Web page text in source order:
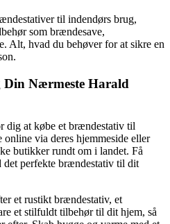
til indendørs brug,
som brændesave,
Alt, hvad du behøver for at sikre en
Din Nærmeste Harald
dig at købe et brændestativ til
via deres hjemmeside eller
butikker rundt om i landet. Få
perfekte brændestativ til dit
et rustikt brændestativ, et
et stilfuldt tilbehør til dit hjem, så